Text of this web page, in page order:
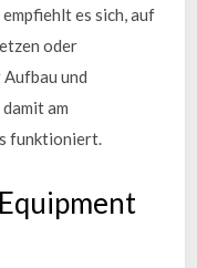
es sich, auf
oder
und
am
funktioniert.